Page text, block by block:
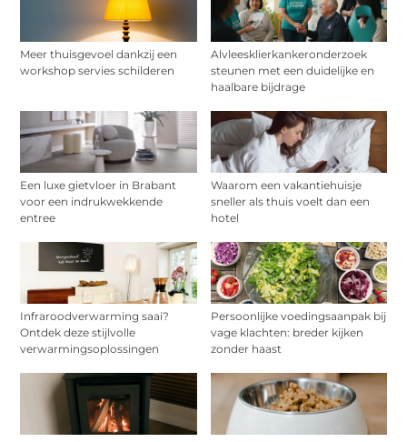
Meer thuisgevoel dankzij een
workshop servies schilderen
Alvleesklierkankeronderzoek
steunen met een duidelijke en
haalbare bijdrage
Een luxe gietvloer in Brabant
voor een indrukwekkende
entree
Waarom een vakantiehuisje
sneller als thuis voelt dan een
hotel
Infraroodverwarming saai?
Ontdek deze stijlvolle
verwarmingsoplossingen
Persoonlijke voedingsaanpak bij
vage klachten: breder kijken
zonder haast